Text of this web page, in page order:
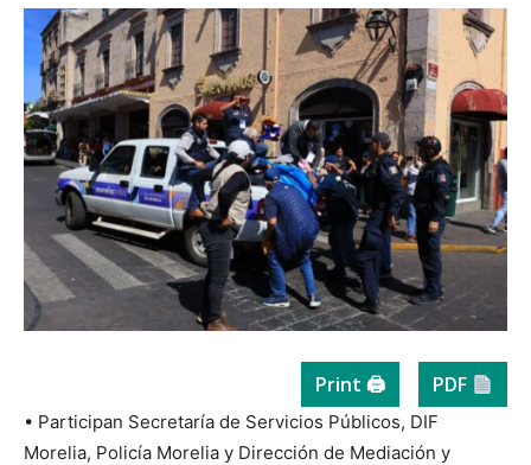
Print 🖨 PDF
• Participan Secretaría de Servicios Públicos, DIF
Morelia, Policía Morelia y Dirección de Mediación y